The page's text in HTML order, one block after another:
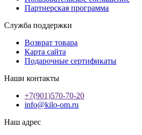
Партнерская программа
Служба поддержки
Возврат товара
Карта сайта
Подарочные сертификаты
Наши контакты
+7(901)570-70-20
info@kilo-om.ru
Наш адрес